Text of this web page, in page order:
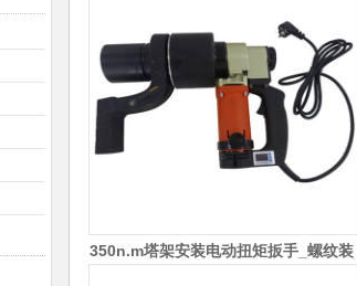
350n.m塔架安装电动扭矩扳手_螺纹装